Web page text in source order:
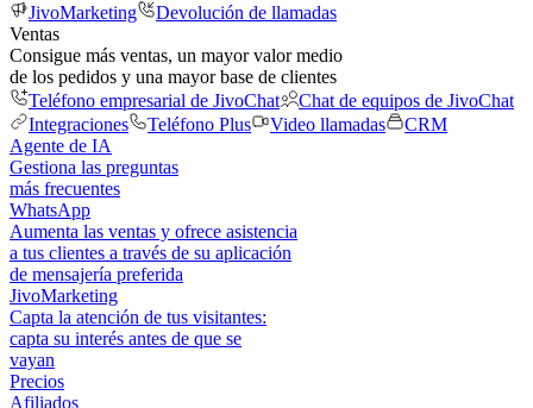
JivoMarketing
Devolución de llamadas
Ventas
Consigue más ventas, un mayor valor medio
de los pedidos y una mayor base de clientes
Teléfono empresarial de JivoChat
Chat de equipos de JivoChat
Integraciones
Teléfono Plus Video llamadas
CRM
Agente de IA
Gestiona las preguntas
más frecuentes
WhatsApp
Aumenta las ventas y ofrece asistencia
a tus clientes a través de su aplicación
de mensajería preferida
JivoMarketing
Capta la atención de tus visitantes:
capta su interés antes de que se
vayan
Precios
Afiliados